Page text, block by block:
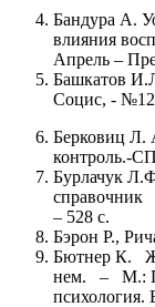
Бандура А.
влияния
Апрель –
Башкатов
Социс, -
Берковиц Л.
контроль.-
Бурлачук
справочник
– 528 с.
Бэрон Р.,
Бютнер К.
нем. – М.:
психология.